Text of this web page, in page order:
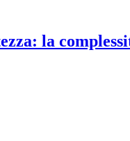
la